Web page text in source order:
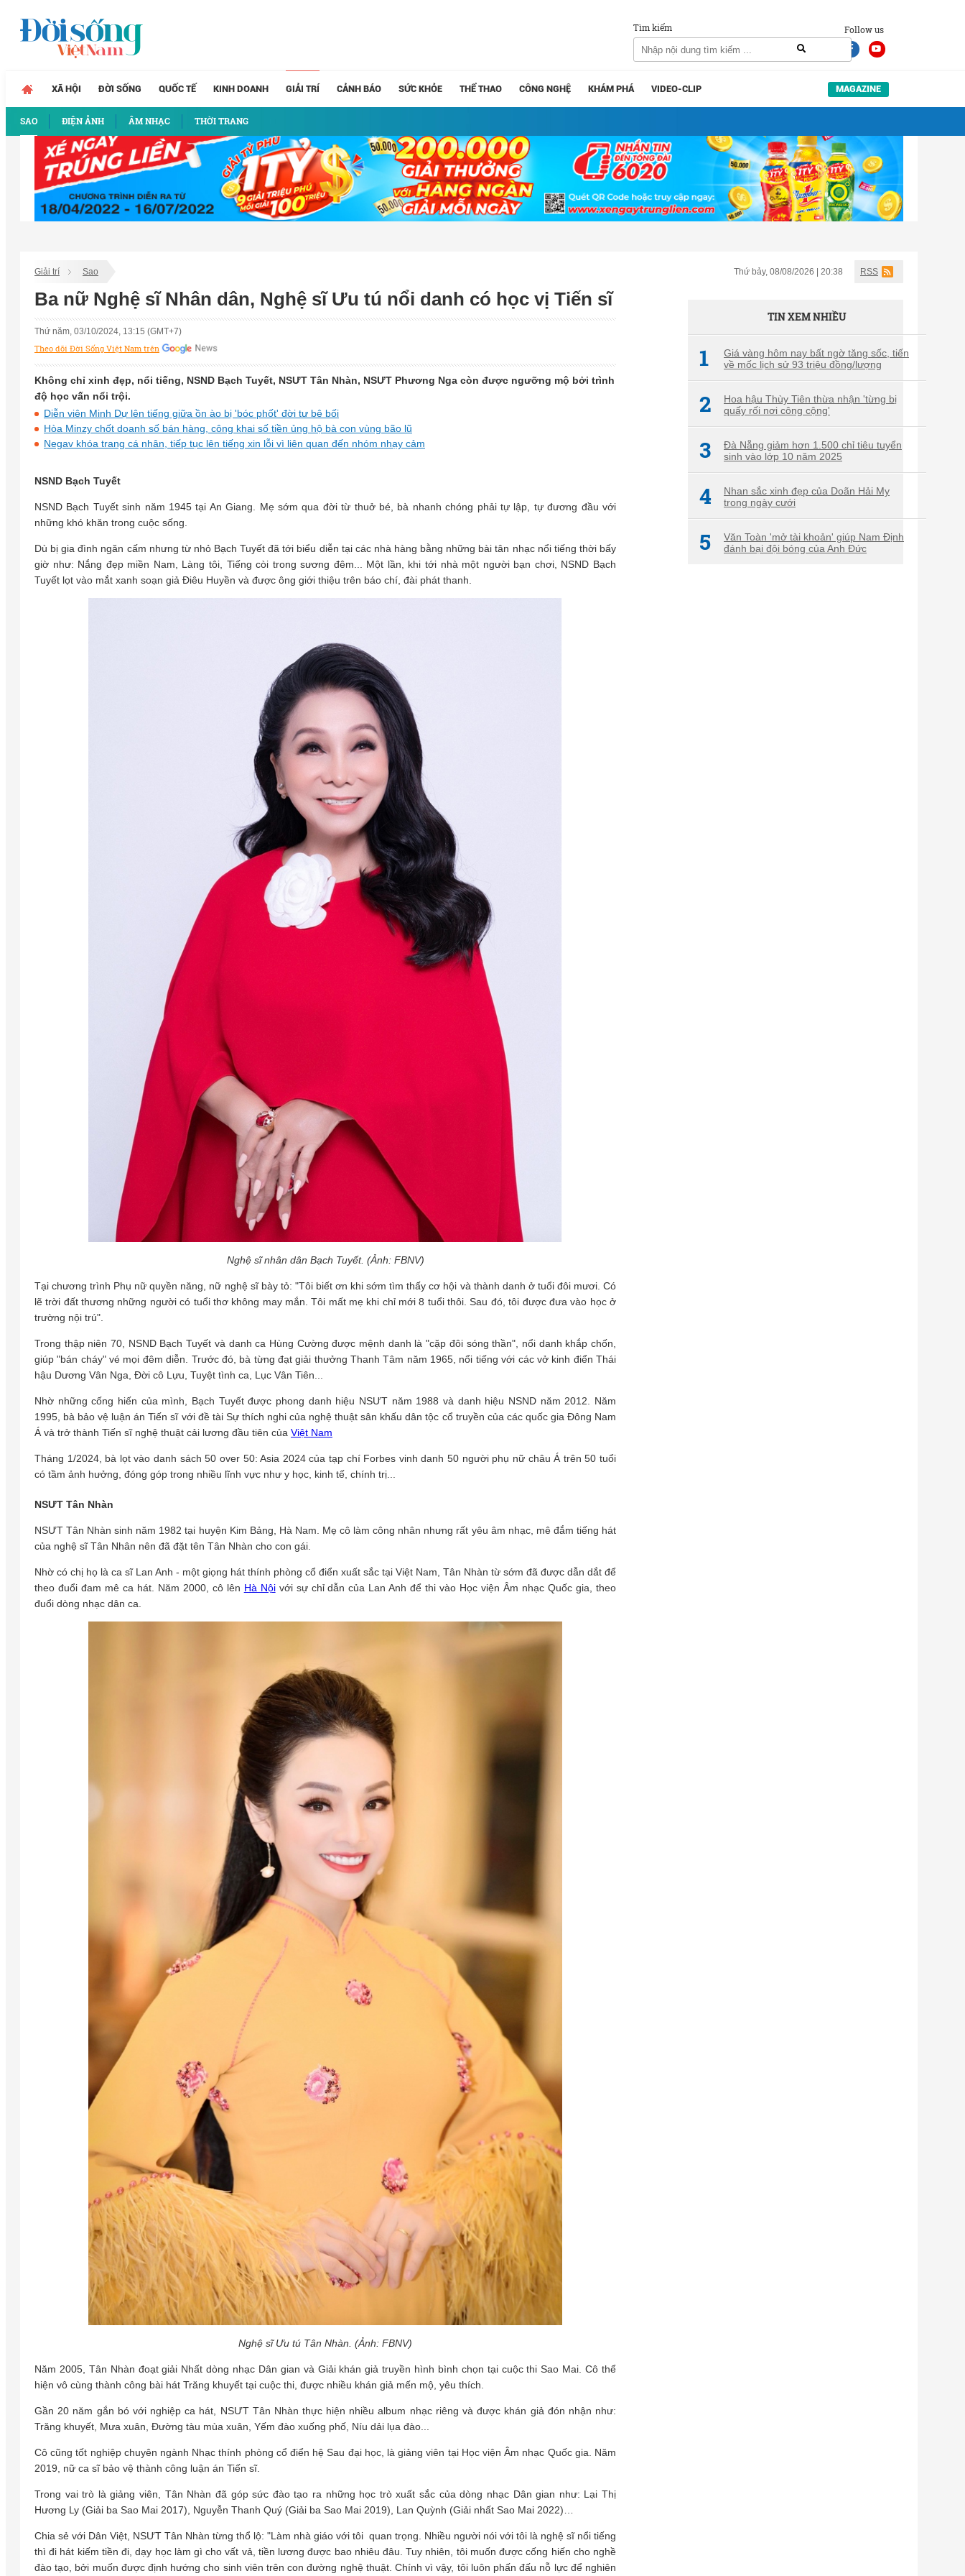
Follow us
Tìm kiếm
XÃ HỘI ĐỜI SỐNG QUỐC TẾ KINH DOANH GIẢI TRÍ
SAO ĐIỆN ẢNH ÂM NHẠC THỜI TRANG
CẢNH BÁO SỨC KHỎE THỂ THAO CÔNG NGHỆ KHÁM PHÁ VIDEO-CLIP MAGAZINE
Giải trí Sao Thứ bảy, 08/08/2026 | 20:38 RSS
Ba nữ Nghệ sĩ Nhân dân, Nghệ sĩ Ưu tú nổi danh có học vị Tiến sĩ
Thứ năm, 03/10/2024, 13:15 (GMT+7)
Theo dõi Đời Sống Việt Nam trên
Không chỉ xinh đẹp, nổi tiếng, NSND Bạch Tuyết, NSƯT Tân Nhàn, NSƯT Phương Nga còn được ngưỡng mộ bởi trình
độ học vấn nổi trội.
Diễn viên Minh Dự lên tiếng giữa ồn ào bị 'bóc phốt' đời tư bê bối
Hòa Minzy chốt doanh số bán hàng, công khai số tiền ủng hộ bà con vùng bão lũ
Negav khóa trang cá nhân, tiếp tục lên tiếng xin lỗi vì liên quan đến nhóm nhạy cảm
NSND Bạch Tuyết
NSND Bạch Tuyết sinh năm 1945 tại An Giang. Mẹ sớm qua đời từ thuở bé, bà nhanh chóng phải tự lập, tự đương đầu với
những khó khăn trong cuộc sống.
Dù bị gia đình ngăn cấm nhưng từ nhỏ Bạch Tuyết đã tới biểu diễn tại các nhà hàng bằng những bài tân nhạc nổi tiếng thời bấy
giờ như: Nắng đẹp miền Nam, Làng tôi, Tiếng còi trong sương đêm... Một lần, khi tới nhà một người bạn chơi, NSND Bạch
Tuyết lọt vào mắt xanh soạn giả Điêu Huyền và được ông giới thiệu trên báo chí, đài phát thanh.
Nghệ sĩ nhân dân Bạch Tuyết. (Ảnh: FBNV)
Tại chương trình Phụ nữ quyền năng, nữ nghệ sĩ bày tỏ: "Tôi biết ơn khi sớm tìm thấy cơ hội và thành danh ở tuổi đôi mươi. Có
lẽ trời đất thương những người có tuổi thơ không may mắn. Tôi mất mẹ khi chỉ mới 8 tuổi thôi. Sau đó, tôi được đưa vào học ở
trường nội trú".
Trong thập niên 70, NSND Bạch Tuyết và danh ca Hùng Cường được mệnh danh là "cặp đôi sóng thần", nổi danh khắp chốn,
giúp "bán cháy" vé mọi đêm diễn. Trước đó, bà từng đạt giải thưởng Thanh Tâm năm 1965, nổi tiếng với các vở kinh điển Thái
hậu Dương Vân Nga, Đời cô Lựu, Tuyệt tình ca, Lục Vân Tiên...
Nhờ những cống hiến của mình, Bạch Tuyết được phong danh hiệu NSƯT năm 1988 và danh hiệu NSND năm 2012. Năm
1995, bà bảo vệ luận án Tiến sĩ với đề tài Sự thích nghi của nghệ thuật sân khấu dân tộc cổ truyền của các quốc gia Đông Nam
Á và trở thành Tiến sĩ nghệ thuật cải lương đầu tiên của Việt Nam
Tháng 1/2024, bà lọt vào danh sách 50 over 50: Asia 2024 của tạp chí Forbes vinh danh 50 người phụ nữ châu Á trên 50 tuổi
có tầm ảnh hưởng, đóng góp trong nhiều lĩnh vực như y học, kinh tế, chính trị...
NSƯT Tân Nhàn
NSƯT Tân Nhàn sinh năm 1982 tại huyện Kim Bảng, Hà Nam. Mẹ cô làm công nhân nhưng rất yêu âm nhạc, mê đắm tiếng hát
của nghệ sĩ Tân Nhân nên đã đặt tên Tân Nhàn cho con gái.
Nhờ có chị họ là ca sĩ Lan Anh - một giọng hát thính phòng cổ điển xuất sắc tại Việt Nam, Tân Nhàn từ sớm đã được dẫn dắt để
theo đuổi đam mê ca hát. Năm 2000, cô lên Hà Nộivới sự chỉ dẫn của Lan Anh để thi vào Học viện Âm nhạc Quốc gia, theo
đuổi dòng nhạc dân ca.
Nghệ sĩ Ưu tú Tân Nhàn. (Ảnh: FBNV)
Năm 2005, Tân Nhàn đoạt giải Nhất dòng nhạc Dân gian và Giải khán giả truyền hình bình chọn tại cuộc thi Sao Mai. Cô thể
hiện vô cùng thành công bài hát Trăng khuyết tại cuộc thi, được nhiều khán giả mến mộ, yêu thích.
Gần 20 năm gắn bó với nghiệp ca hát, NSƯT Tân Nhàn thực hiện nhiều album nhạc riêng và được khán giả đón nhận như:
Trăng khuyết, Mưa xuân, Đường tàu mùa xuân, Yếm đào xuống phố, Níu dải lụa đào...
Cô cũng tốt nghiệp chuyên ngành Nhạc thính phòng cổ điển hệ Sau đại học, là giảng viên tại Học viện Âm nhạc Quốc gia. Năm
2019, nữ ca sĩ bảo vệ thành công luận án Tiến sĩ.
Trong vai trò là giảng viên, Tân Nhàn đã góp sức đào tạo ra những học trò xuất sắc của dòng nhạc Dân gian như: Lại Thị
Hương Ly (Giải ba Sao Mai 2017), Nguyễn Thanh Quý (Giải ba Sao Mai 2019), Lan Quỳnh (Giải nhất Sao Mai 2022)…
Chia sẻ với Dân Việt, NSƯT Tân Nhàn từng thổ lộ: "Làm nhà giáo với tôi quan trọng. Nhiều người nói với tôi là nghệ sĩ nổi tiếng
thì đi hát kiếm tiền đi, dạy học làm gì cho vất vả, tiền lương được bao nhiêu đâu. Tuy nhiên, tôi muốn được cống hiến cho nghề
đào tạo, bởi muốn được định hướng cho sinh viên trên con đường nghệ thuật. Chính vì vậy, tôi luôn phấn đấu nỗ lực để nghiên
TIN XEM NHIỀU
1
Giá vàng hôm nay bất ngờ tăng sốc, tiến
về mốc lịch sử 93 triệu đồng/lượng
2
Hoa hậu Thùy Tiên thừa nhận 'từng bị
quấy rối nơi công cộng'
3
Đà Nẵng giảm hơn 1.500 chỉ tiêu tuyển
sinh vào lớp 10 năm 2025
4
Nhan sắc xinh đẹp của Doãn Hải My
trong ngày cưới
5
Văn Toàn 'mở tài khoản' giúp Nam Định
đánh bại đội bóng của Anh Đức